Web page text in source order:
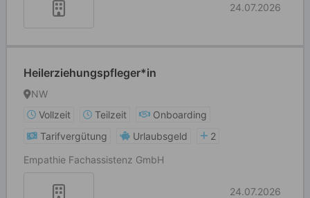
24.07.2026
Heilerziehungspfleger*in
NW
Vollzeit
Teilzeit
Onboarding
Tarifvergütung
Urlaubsgeld
2
Empathie Fachassistenz GmbH
24.07.2026